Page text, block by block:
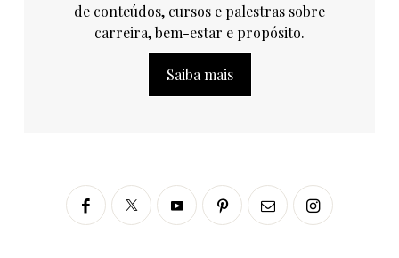
de conteúdos, cursos e palestras sobre
carreira, bem-estar e propósito.
Saiba mais